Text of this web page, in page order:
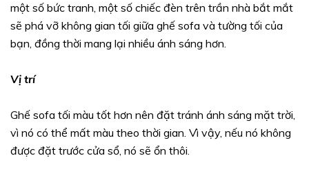
một số bức tranh, một số chiếc đèn trên trần nhà bắt mắt
sẽ phá vỡ không gian tối giữa ghế sofa và tường tối của
bạn, đồng thời mang lại nhiều ánh sáng hơn.
Vị trí
Ghế sofa tối màu tốt hơn nên đặt tránh ánh sáng mặt trời,
vì nó có thể mất màu theo thời gian. Vì vậy, nếu nó không
được đặt trước cửa sổ, nó sẽ ổn thôi.